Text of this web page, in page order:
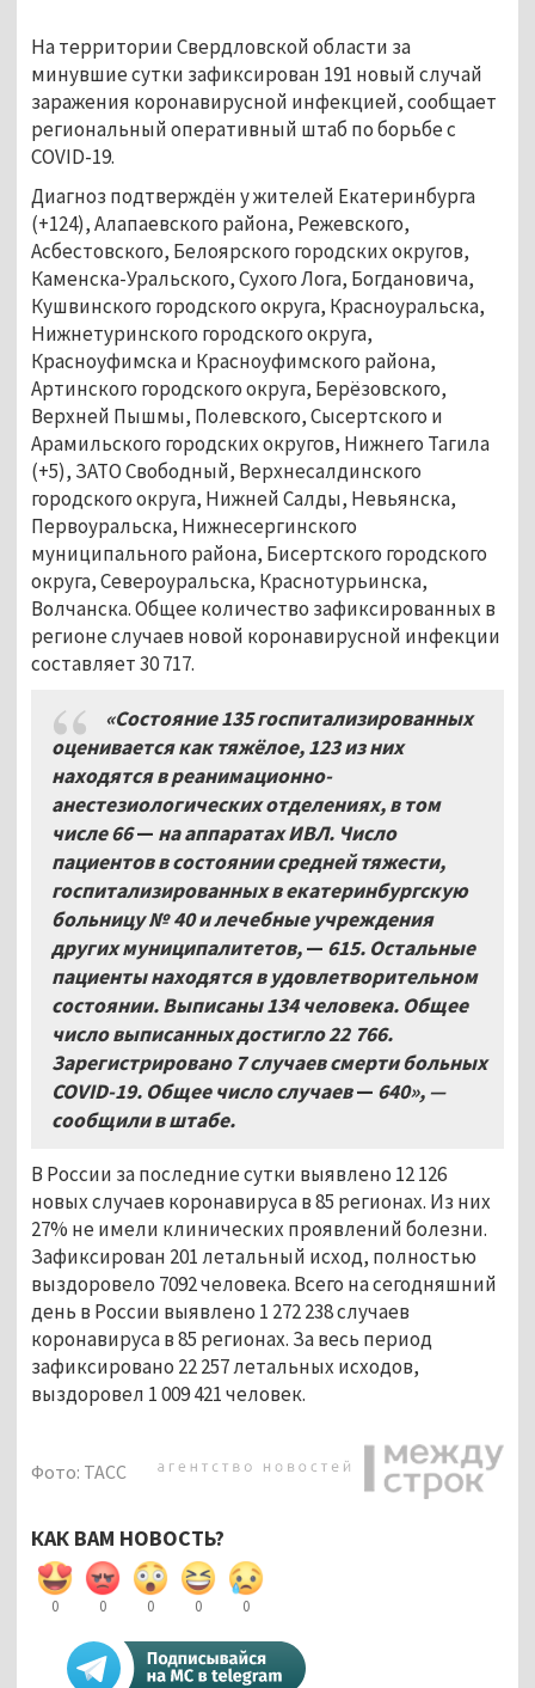
На территории Свердловской области за
минувшие сутки зафиксирован 191 новый случай
заражения коронавирусной инфекцией, сообщает
региональный оперативный штаб по борьбе с
COVID-19.
Диагноз подтверждён у жителей Екатеринбурга
(+124), Алапаевского района, Режевского,
Асбестовского, Белоярского городских округов,
Каменска-Уральского, Сухого Лога, Богдановича,
Кушвинского городского округа, Красноуральска,
Нижнетуринского городского округа,
Красноуфимска и Красноуфимского района,
Артинского городского округа, Берёзовского,
Верхней Пышмы, Полевского, Сысертского и
Арамильского городских округов, Нижнего Тагила
(+5), ЗАТО Свободный, Верхнесалдинского
городского округа, Нижней Салды, Невьянска,
Первоуральска, Нижнесергинского
муниципального района, Бисертского городского
округа, Североуральска, Краснотурьинска,
Волчанска. Общее количество зафиксированных в
регионе случаев новой коронавирусной инфекции
составляет 30 717.
«Состояние 135 госпитализированных
оценивается как тяжёлое, 123 из них
находятся в реанимационно-
анестезиологических отделениях, в том
числе 66— на аппаратах ИВЛ. Число
пациентов в состоянии средней тяжести,
госпитализированных в екатеринбургскую
больницу № 40 и лечебные учреждения
других муниципалитетов,— 615. Остальные
пациенты находятся в удовлетворительном
состоянии. Выписаны 134 человека. Общее
число выписанных достигло 22 766.
Зарегистрировано 7 случаев смерти больных
COVID-19. Общее число случаев— 640», —
сообщили в штабе.
В России за последние сутки выявлено 12 126
новых случаев коронавируса в 85 регионах. Из них
27% не имели клинических проявлений болезни.
Зафиксирован 201 летальный исход, полностью
выздоровело 7092 человека. Всего на сегодняшний
день в России выявлено 1 272 238 случаев
коронавируса в 85 регионах. За весь период
зафиксировано 22 257 летальных исходов,
выздоровел 1 009 421 человек.
Фото: ТАСС
КАК ВАМ НОВОСТЬ?
0 0 0 0 0